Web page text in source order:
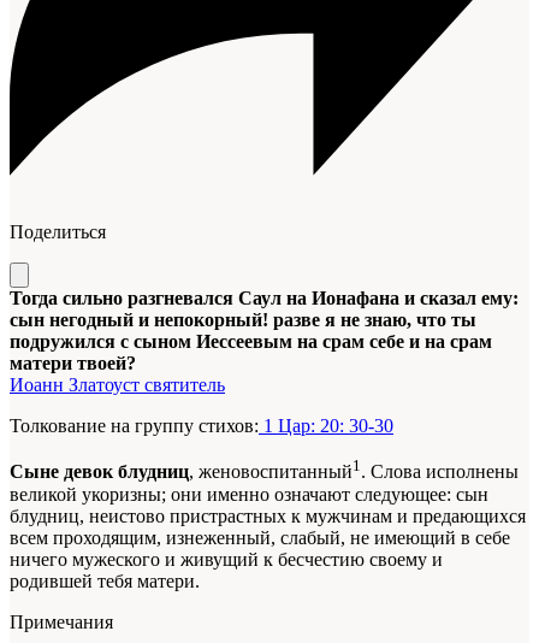
Поделиться
Тогда сильно разгневался Саул на Ионафана и сказал ему:
сын негодный и непокорный! разве я не знаю, что ты
подружился с сыном Иессеевым на срам себе и на срам
матери твоей?
Иоанн Златоуст святитель
Толкование на группу стихов: 1 Цар: 20: 30-30
Сыне девок блудниц, женовоспитанный1. Слова исполнены
великой укоризны; они именно означают следующее: сын
блудниц, неистово пристрастных к мужчинам и предающихся
всем проходящим, изнеженный, слабый, не имеющий в себе
ничего мужеского и живущий к бесчестию своему и
родившей тебя матери.
Примечания